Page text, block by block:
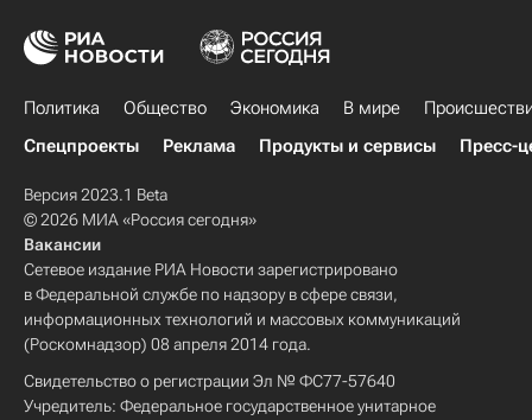
Политика Общество Экономика В мире
Спецпроекты
Реклама Продукты и сервисы Пресс-
Версия 2023.1 Beta
© 2026 МИА «Россия сегодня»
Вакансии
Сетевое издание РИА Новости зарегистрировано
в Федеральной службе по надзору в сфере связи,
информационных технологий и массовых коммуникаций
(Роскомнадзор) 08 апреля 2014 года.
Свидетельство о регистрации Эл № ФС77-57640
Учредитель: Федеральное государственное унитарное